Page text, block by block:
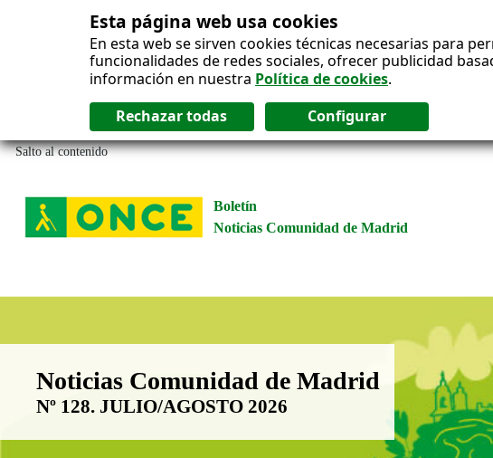
Esta página web usa cookies
En esta web se sirven cookies técnicas necesarias para
funcionalidades de redes sociales, ofrecer publicidad
información en nuestra Política de cookies.
Salto al contenido
Boletín
Noticias Comunidad de Madrid
Boletín Noticias Comunidad de Madrid
Noticias Comunidad de Madrid
Nº 128. JULIO/AGOSTO 2026